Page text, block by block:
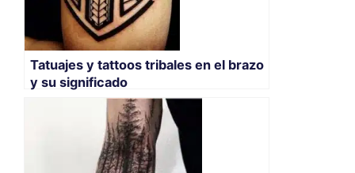
Tatuajes y tattoos tribales en el brazo
y su significado